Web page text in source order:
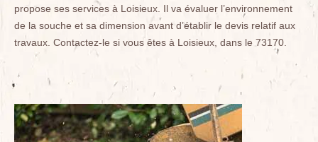
propose ses services à Loisieux. Il va évaluer l’environnement
de la souche et sa dimension avant d’établir le devis relatif aux
travaux. Contactez-le si vous êtes à Loisieux, dans le 73170.